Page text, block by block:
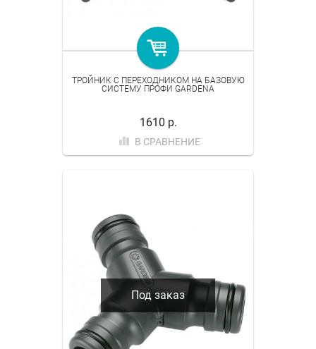
ТРОЙНИК С ПЕРЕХОДНИКОМ НА БАЗОВУЮ
СИСТЕМУ ПРОФИ GARDENA
1610 р.
В СРАВНЕНИЕ
Под заказ